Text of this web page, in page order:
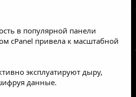
в популярной панели
cPanel привела к масштабной
эксплуатируют дыру,
данные.